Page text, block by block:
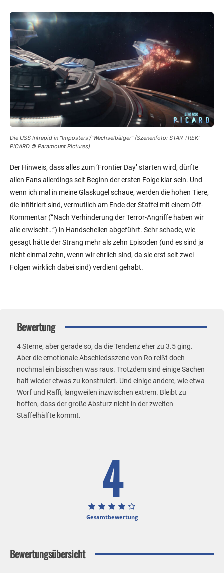
Die USS Intrepid in “Imposters”/”Wechselbälger” (Szenenfoto: STAR TREK:
PICARD © Paramount Pictures)
Der Hinweis, dass alles zum ‘Frontier Day’ starten wird, dürfte
allen Fans allerdings seit Beginn der ersten Folge klar sein. Und
wenn ich mal in meine Glaskugel schaue, werden die hohen Tiere,
die infiltriert sind, vermutlich am Ende der Staffel mit einem Off-
Kommentar (“Nach Verhinderung der Terror-Angriffe haben wir
alle erwischt…”) in Handschellen abgeführt. Sehr schade, wie
gesagt hätte der Strang mehr als zehn Episoden (und es sind ja
nicht einmal zehn, wenn wir ehrlich sind, da sie erst seit zwei
Folgen wirklich dabei sind) verdient gehabt.
Bewertung
4 Sterne, aber gerade so, da die Tendenz eher zu 3.5 ging.
Aber die emotionale Abschiedsszene von Ro reißt doch
nochmal ein bisschen was raus. Trotzdem sind einige Sachen
halt wieder etwas zu konstruiert. Und einige andere, wie etwa
Worf und Raffi, langweilen inzwischen extrem. Bleibt zu
hoffen, dass der große Absturz nicht in der zweiten
Staffelhälfte kommt.
4
Gesamtbewertung
Bewertungsübersicht